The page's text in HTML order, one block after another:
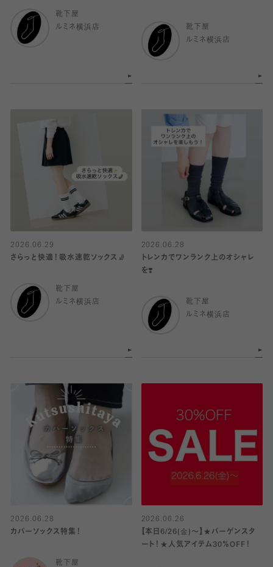
靴下屋
ルミネ横浜店
靴下屋
ルミネ横浜店
2026.06.29
さらっと快適！吸水速乾ソックス🧦
靴下屋
ルミネ横浜店
2026.06.28
トレンカでワンランク上のオシャレ
を❣️
靴下屋
ルミネ横浜店
2026.06.28
カバーソックス特集！
靴下屋
2026.06.26
【本日6/26(金)〜】★バーゲンスタ
ート！★人気アイテム30％OFF！